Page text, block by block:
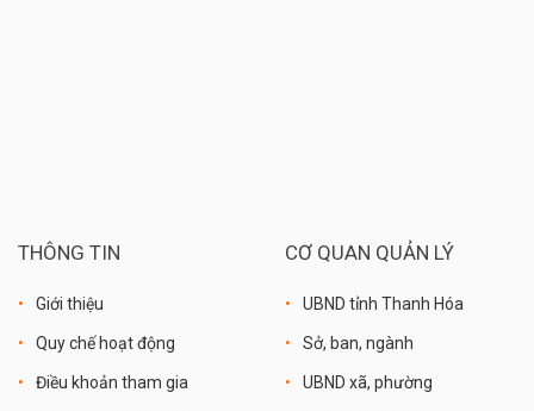
THÔNG TIN
Giới thiệu
Quy chế hoạt động
Điều khoản tham gia
CƠ QUAN QUẢN LÝ
UBND tỉnh Thanh Hóa
Sở, ban, ngành
UBND xã, phường